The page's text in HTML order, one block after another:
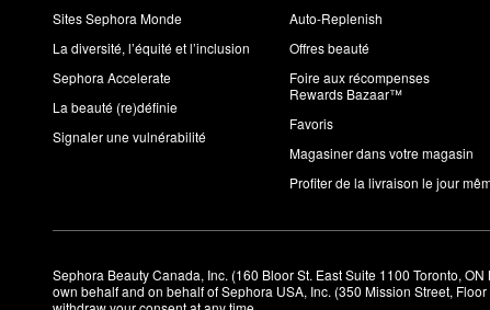
Sites Sephora Monde
La diversité, l’équité et l’inclusion
Sephora Accelerate
La beauté (re)définie
Signaler une vulnérabilité
Auto-Replenish
Offres beauté
Foire aux récompenses
Rewards Bazaar™
Favoris
Magasiner dans votre magasin
Profiter de la livraison le jour
Sephora Beauty Canada, Inc. (160 Bloor St. East Suite 1100 Toronto,
own behalf and on behalf of Sephora USA, Inc. (350 Mission Street,